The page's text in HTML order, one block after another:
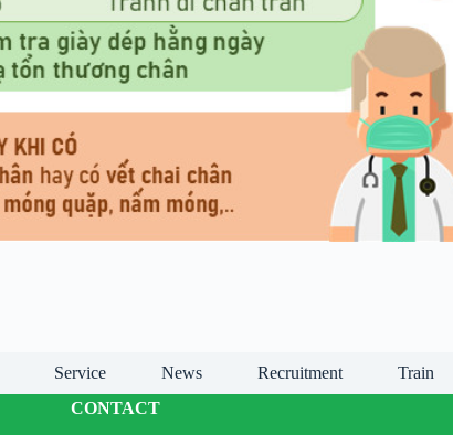
Service News Recruitment Train
CONTACT